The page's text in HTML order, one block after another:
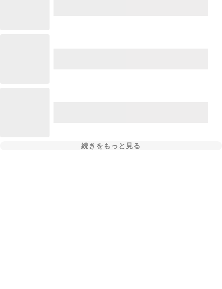
続きをもっと見る